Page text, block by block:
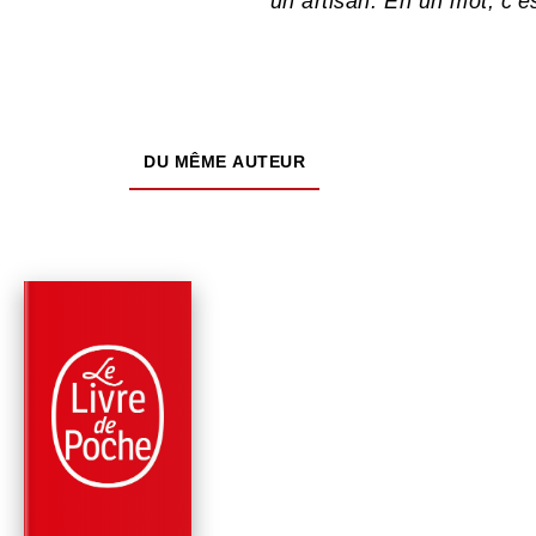
DU MÊME AUTEUR